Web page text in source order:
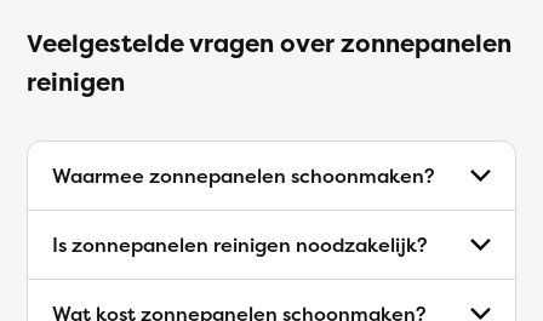
Veelgestelde vragen over zonnepanelen
reinigen
Waarmee zonnepanelen schoonmaken?
Is zonnepanelen reinigen noodzakelijk?
Wat kost zonnepanelen schoonmaken?